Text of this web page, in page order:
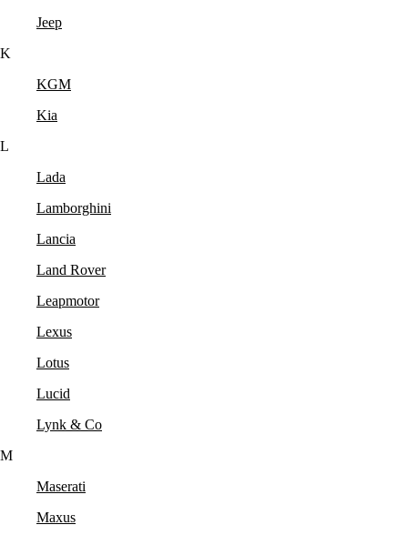
Jeep
K
KGM
Kia
L
Lada
Lamborghini
Lancia
Land Rover
Leapmotor
Lexus
Lotus
Lucid
Lynk & Co
M
Maserati
Maxus